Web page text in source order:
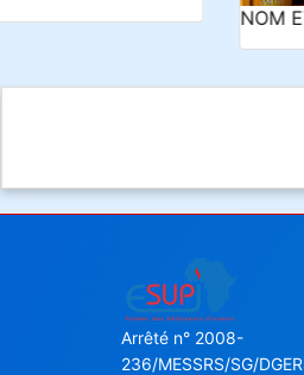
NOM ETUDIANT 2
Arrêté n° 2008-
236/MESSRS/SG/